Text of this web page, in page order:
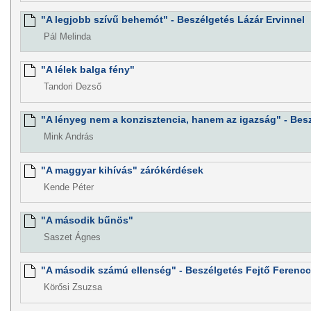
"A legjobb szívű behemót" - Beszélgetés Lázár Ervinnel
Pál Melinda
"A lélek balga fény"
Tandori Dezső
"A lényeg nem a konzisztencia, hanem az igazság" -
Mink András
"A maggyar kihívás" zárókérdések
Kende Péter
"A második bűnös"
Saszet Ágnes
"A második számú ellenség" - Beszélgetés Fejtő
Körősi Zsuzsa